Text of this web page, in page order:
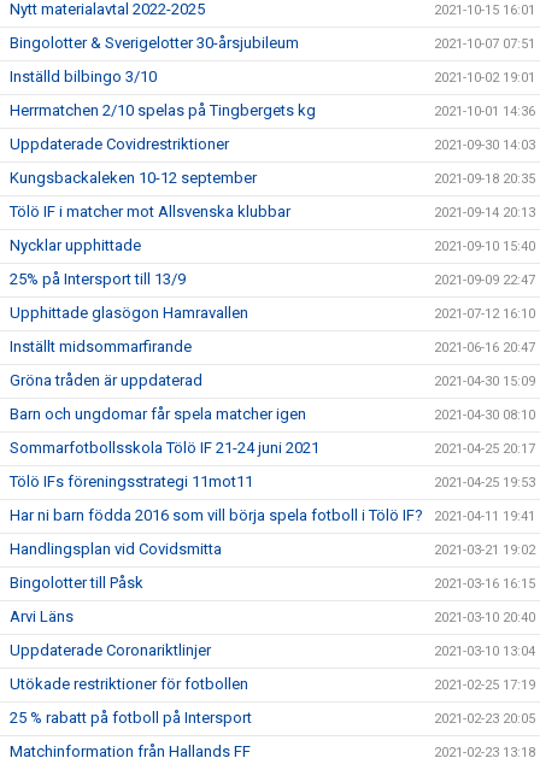
Nytt materialavtal 2022-2025 2021-10-15 16:01
Bingolotter & Sverigelotter 30-årsjubileum 2021-10-07 07:51
Inställd bilbingo 3/10 2021-10-02 19:01
Herrmatchen 2/10 spelas på Tingbergets kg 2021-10-01 14:36
Uppdaterade Covidrestriktioner 2021-09-30 14:03
Kungsbackaleken 10-12 september 2021-09-18 20:35
Tölö IF i matcher mot Allsvenska klubbar 2021-09-14 20:13
Nycklar upphittade 2021-09-10 15:40
25% på Intersport till 13/9 2021-09-09 22:47
Upphittade glasögon Hamravallen 2021-07-12 16:10
Inställt midsommarfirande 2021-06-16 20:47
Gröna tråden är uppdaterad 2021-04-30 15:09
Barn och ungdomar får spela matcher igen 2021-04-30 08:10
Sommarfotbollsskola Tölö IF 21-24 juni 2021 2021-04-25 20:17
Tölö IFs föreningsstrategi 11mot11 2021-04-25 19:53
Har ni barn födda 2016 som vill börja spela fotboll i Tölö IF? 2021-04-11 19:41
Handlingsplan vid Covidsmitta 2021-03-21 19:02
Bingolotter till Påsk 2021-03-16 16:15
Arvi Läns 2021-03-10 20:40
Uppdaterade Coronariktlinjer 2021-03-10 13:04
Utökade restriktioner för fotbollen 2021-02-25 17:19
25 % rabatt på fotboll på Intersport 2021-02-23 20:05
Matchinformation från Hallands FF 2021-02-23 13:18